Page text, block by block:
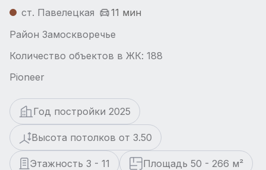
ст. Павелецкая
11 мин
Район Замоскворечье
Количество объектов в ЖК: 188
Pioneer
Год постройки 2025
Высота потолков от 3.50
Этажность 3 - 11 Площадь 50 - 266 м²